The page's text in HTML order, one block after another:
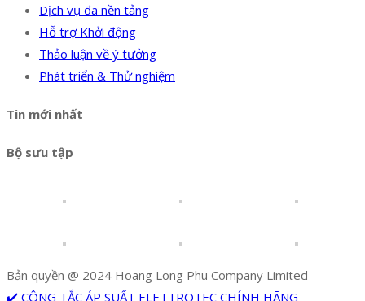
Dịch vụ đa nền tảng
Hỗ trợ Khởi động
Thảo luận về ý tưởng
Phát triển & Thử nghiệm
Tin mới nhất
Bộ sưu tập
Bản quyền @ 2024 Hoang Long Phu Company Limited
✔️ CÔNG TẮC ÁP SUẤT ELETTROTEC CHÍNH HÃNG